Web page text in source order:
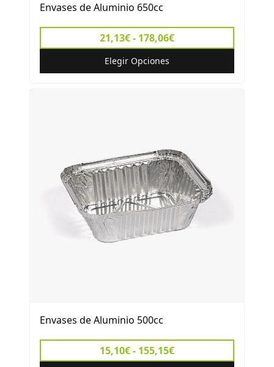
Envases de Aluminio 650cc
21,13€ - 178,06€
Elegir Opciones
Envases de Aluminio 500cc
15,10€ - 155,15€